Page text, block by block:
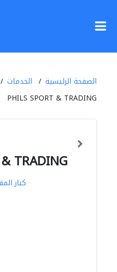
الصفحة الرئيسية الخدمات
PHILS SPORT & TRADING
TRADING
كبار